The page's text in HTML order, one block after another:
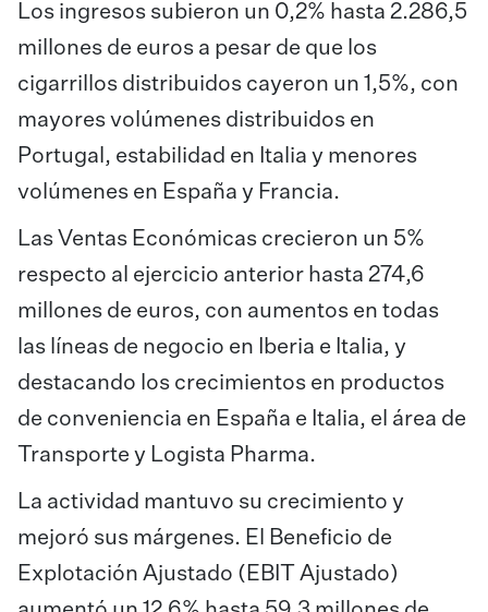
Los ingresos subieron un 0,2% hasta 2.286,5
millones de euros a pesar de que los
cigarrillos distribuidos cayeron un 1,5%, con
mayores volúmenes distribuidos en
Portugal, estabilidad en Italia y menores
volúmenes en España y Francia.
Las Ventas Económicas crecieron un 5%
respecto al ejercicio anterior hasta 274,6
millones de euros, con aumentos en todas
las líneas de negocio en Iberia e Italia, y
destacando los crecimientos en productos
de conveniencia en España e Italia, el área de
Transporte y Logista Pharma.
La actividad mantuvo su crecimiento y
mejoró sus márgenes. El Beneficio de
Explotación Ajustado (EBIT Ajustado)